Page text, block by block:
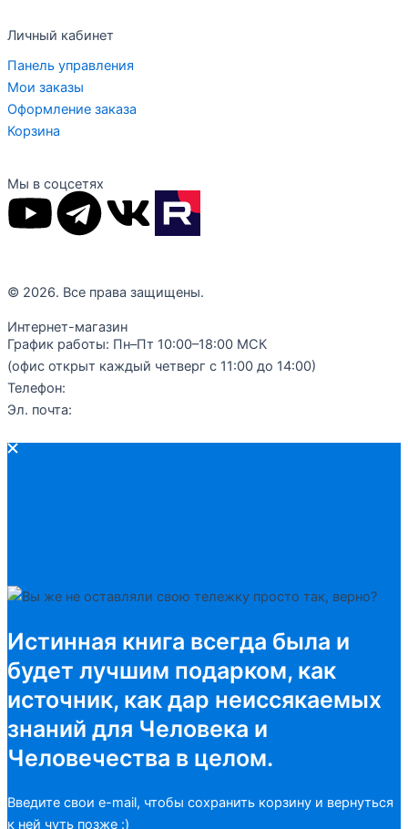
Личный кабинет
Панель управления
Мои заказы
Оформление заказа
Корзина
Мы в соцсетях
Y
u
t
u
b
T
l
e
r
V
© 2026. Все права защищены.
Интернет-магазин
График работы: Пн–Пт 10:00–18:00 МСК
(офис открыт каждый четверг с 11:00 до 14:00)
Телефон:
Эл. почта:
Истинная книга всегда была и
будет лучшим подарком, как
источник, как дар неиссякаемых
знаний для Человека и
Человечества в целом.
Введите свои e-mail, чтобы сохранить корзину и вернуться
к ней чуть позже :)